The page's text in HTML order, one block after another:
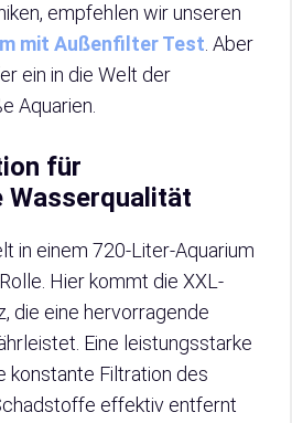
empfehlen wir unseren
mit Außenfilter Test . Aber
ein in die Welt der
Aquarien.
für
Wasserqualität
in einem 720-Liter-Aquarium
Hier kommt die XXL-
die eine hervorragende
Eine leistungsstarke
konstante Filtration des
effektiv entfernt